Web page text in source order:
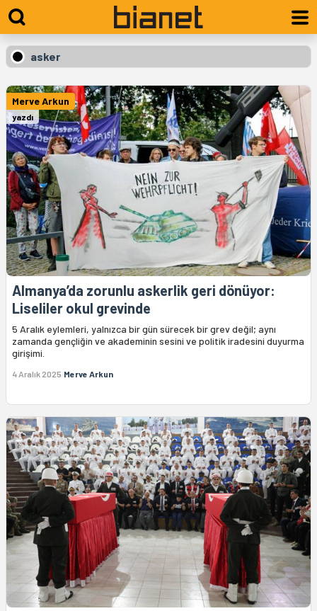
asker
Merve Arkun
yazdı
Almanya’da zorunlu askerlik geri dönüyor:
Liseliler okul grevinde
5 Aralık eylemleri, yalnızca bir gün sürecek bir grev değil; aynı
zamanda gençliğin ve akademinin sesini ve politik iradesini duyurma
girişimi.
4 Aralık 2025 Merve Arkun